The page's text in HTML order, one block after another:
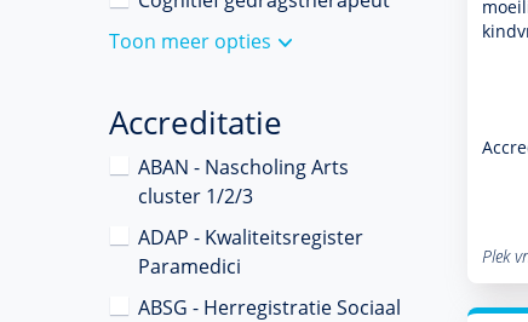
Toon meer opties
Accreditatie
ABAN - Nascholing Arts
cluster 1/2/3
ADAP - Kwaliteitsregister
Paramedici
ABSG - Herregistratie Sociaal
Plek